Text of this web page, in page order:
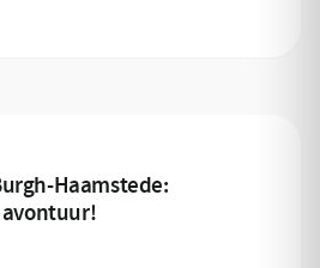
Haamstede: